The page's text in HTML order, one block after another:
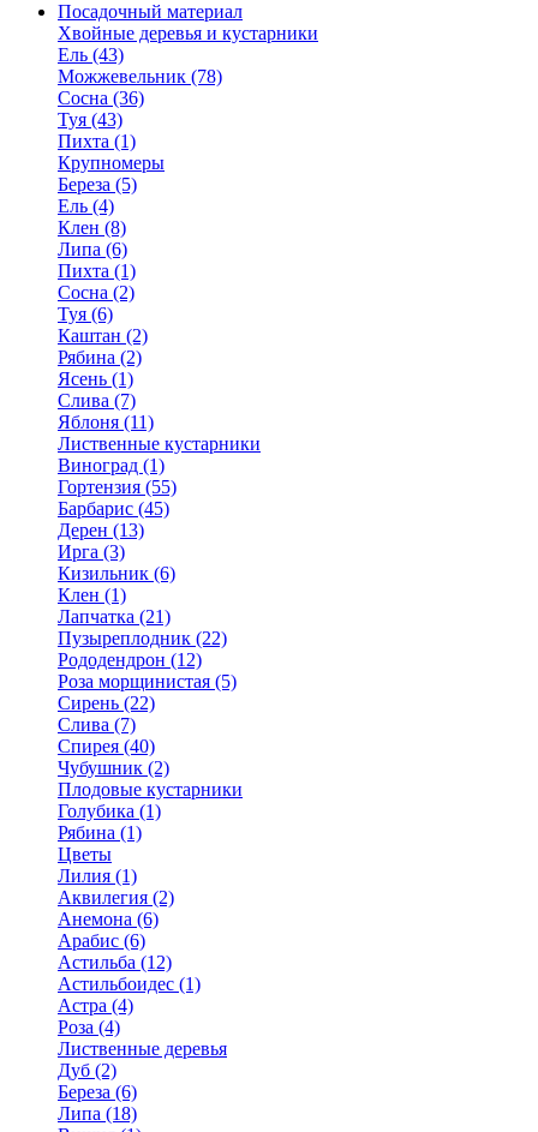
Посадочный материал
Хвойные деревья и кустарники
Ель (43)
Можжевельник (78)
Сосна (36)
Туя (43)
Пихта (1)
Крупномеры
Береза (5)
Ель (4)
Клен (8)
Липа (6)
Пихта (1)
Сосна (2)
Туя (6)
Каштан (2)
Рябина (2)
Ясень (1)
Слива (7)
Яблоня (11)
Лиственные кустарники
Виноград (1)
Гортензия (55)
Барбарис (45)
Дерен (13)
Ирга (3)
Кизильник (6)
Клен (1)
Лапчатка (21)
Пузыреплодник (22)
Рододендрон (12)
Роза морщинистая (5)
Сирень (22)
Слива (7)
Спирея (40)
Чубушник (2)
Плодовые кустарники
Голубика (1)
Рябина (1)
Цветы
Лилия (1)
Аквилегия (2)
Анемона (6)
Арабис (6)
Астильба (12)
Астильбоидес (1)
Астра (4)
Роза (4)
Лиственные деревья
Дуб (2)
Береза (6)
Липа (18)